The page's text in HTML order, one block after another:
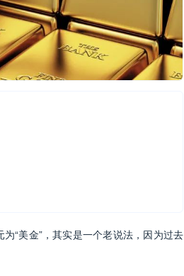
“美金”，其实是一个老说法，因为过去